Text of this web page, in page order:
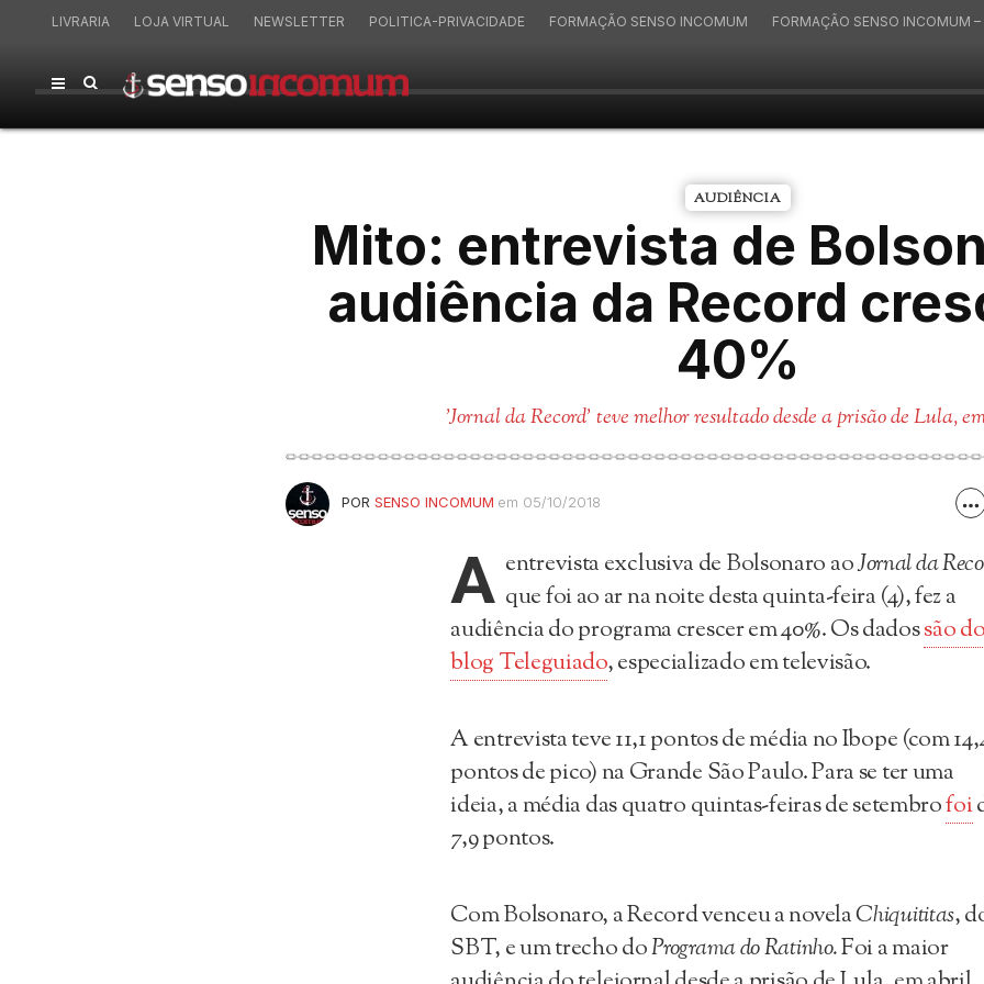
LIVRARIA LOJA VIRTUAL NEWSLETTER POLITICA-PRIVACIDADE FORMAÇÃO SENSO INCOMUM FORMAÇÃO SENSO INCOMUM –
AUDIÊNCIA
Mito: entrevista de
audiência da Record
40%
'Jornal da Record' teve melhor resultado desde a prisão de Lula,
PORSENSO INCOMUM em 05/10/2018
A entrevista exclusiva de Bolsonaro aoJornal da
que foi ao ar na noite desta quinta-feira (4), fez a
audiência do programa crescer em 40%. Os dadossão do
blog Teleguiado, especializado em televisão.
A entrevista teve 11,1 pontos de média no Ibope (com
pontos de pico) na Grande São Paulo. Para se ter uma
ideia, a média das quatro quintas-feiras de setembrofoi
7,9 pontos.
Com Bolsonaro, a Record venceu a novelaChiquititas,
SBT, e um trecho doPrograma do Ratinho.Foi a maior